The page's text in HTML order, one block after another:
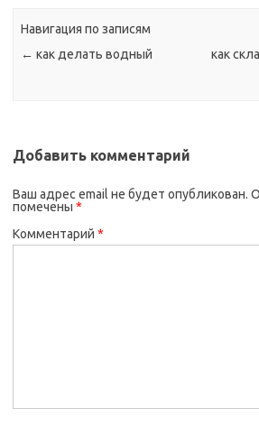
Навигация по записям
← как делать водный
как
Добавить комментарий
Ваш адрес email не будет опубликован.
помечены *
Комментарий *